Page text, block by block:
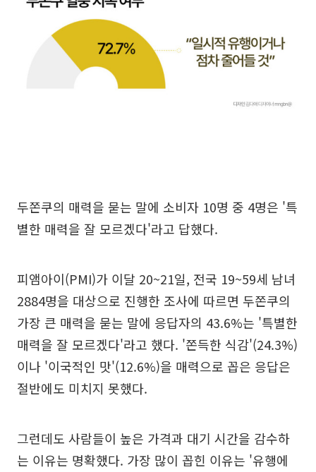
두쫀쿠의 매력을 묻는 말에 소비자 10명 중 4명은 '특
별한 매력을 잘 모르겠다'라고 답했다.
피앰아이(PMI)가 이달 20~21일, 전국 19~59세 남녀
2884명을 대상으로 진행한 조사에 따르면 두쫀쿠의
가장 큰 매력을 묻는 말에 응답자의 43.6%는 '특별한
매력을 잘 모르겠다'라고 했다. '쫀득한 식감'(24.3%)
이나 '이국적인 맛'(12.6%)을 매력으로 꼽은 응답은
절반에도 미치지 못했다.
그런데도 사람들이 높은 가격과 대기 시간을 감수하
는 이유는 명확했다. 가장 많이 꼽힌 이유는 '유행에